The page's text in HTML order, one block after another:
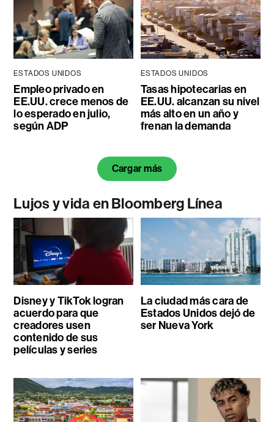
ESTADOS UNIDOS
Empleo privado en
EE.UU. crece menos de
lo esperado en julio,
según ADP
ESTADOS UNIDOS
Tasas hipotecarias en
EE.UU. alcanzan su nivel
más alto en un año y
frenan la demanda
Cargar más
Lujos y vida en Bloomberg Línea
Disney y TikTok logran
acuerdo para que
creadores usen
contenido de sus
películas y series
La ciudad más cara de
Estados Unidos dejó de
ser Nueva York